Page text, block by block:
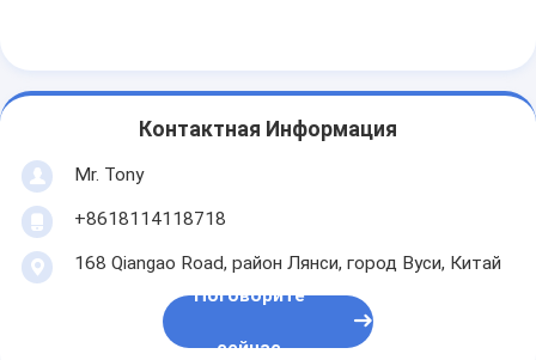
Контактная Информация
Mr. Tony
+8618114118718
168 Qiangao Road, район Лянси, город Вуси, Китай
Поговорите
сейчас